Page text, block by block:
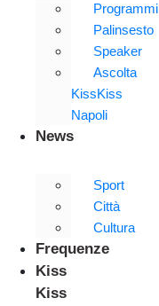
Programmi
Palinsesto
Speaker
Ascolta
KissKiss
Napoli
News
Sport
Città
Cultura
Frequenze
Kiss
Kiss